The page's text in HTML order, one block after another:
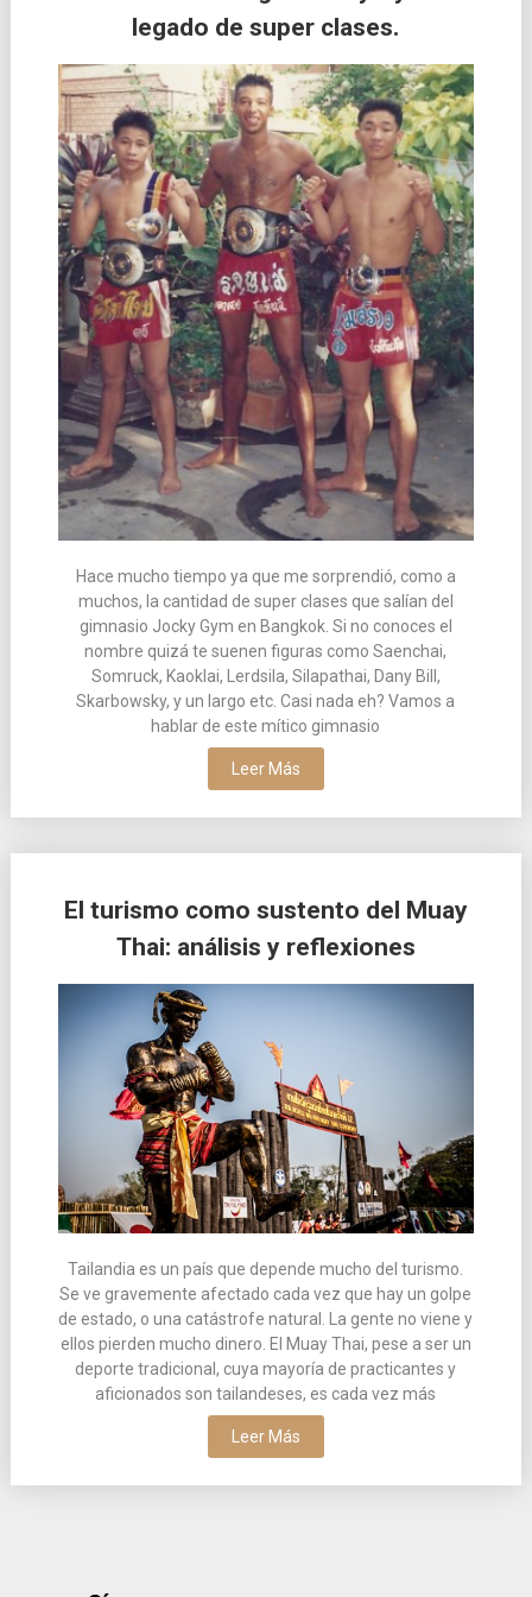
legado de super clases.
Hace mucho tiempo ya que me sorprendió, como a
muchos, la cantidad de super clases que salían del
gimnasio Jocky Gym en Bangkok. Si no conoces el
nombre quizá te suenen figuras como Saenchai,
Somruck, Kaoklai, Lerdsila, Silapathai, Dany Bill,
Skarbowsky, y un largo etc. Casi nada eh? Vamos a
hablar de este mítico gimnasio
Leer Más
El turismo como sustento del Muay
Thai: análisis y reflexiones
Tailandia es un país que depende mucho del turismo.
Se ve gravemente afectado cada vez que hay un golpe
de estado, o una catástrofe natural. La gente no viene y
ellos pierden mucho dinero. El Muay Thai, pese a ser un
deporte tradicional, cuya mayoría de practicantes y
aficionados son tailandeses, es cada vez más
Leer Más
entradas